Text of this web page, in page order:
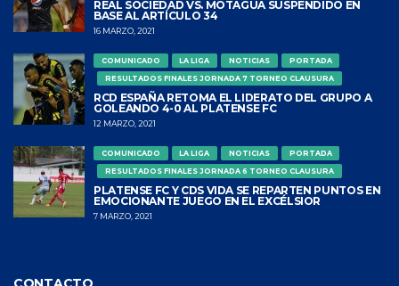
REAL SOCIEDAD VS. MOTAGUA SUSPENDIDO EN
BASE AL ARTÍCULO 34
16 MARZO, 2021
COMUNICADO LA LIGA NOTICIAS
PORTADA
RESULTADOS FINALES JORNADA 7 TORNEO CLAUSURA
RCD ESPAÑA RETOMA EL LIDERATO DEL GRUPO A
GOLEANDO 4-0 AL PLATENSE FC
12 MARZO, 2021
COMUNICADO LA LIGA NOTICIAS
PORTADA
RESULTADOS FINALES JORNADA 6 TORNEO CLAUSURA
PLATENSE FC Y CDS VIDA SE REPARTEN PUNTOS EN
EMOCIONANTE JUEGO EN EL EXCÉLSIOR
7 MARZO, 2021